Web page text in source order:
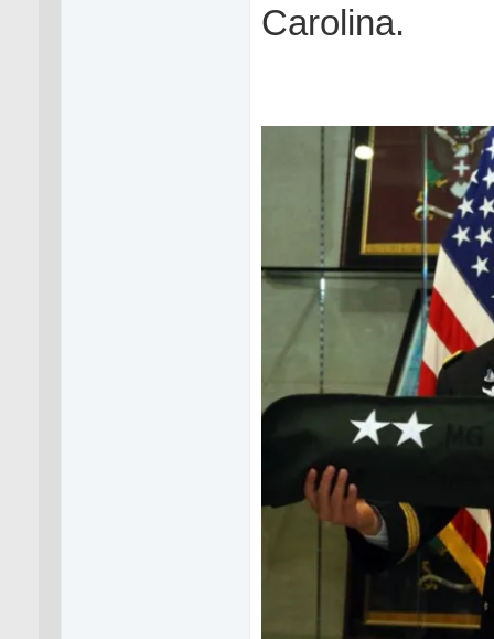
Carolina.